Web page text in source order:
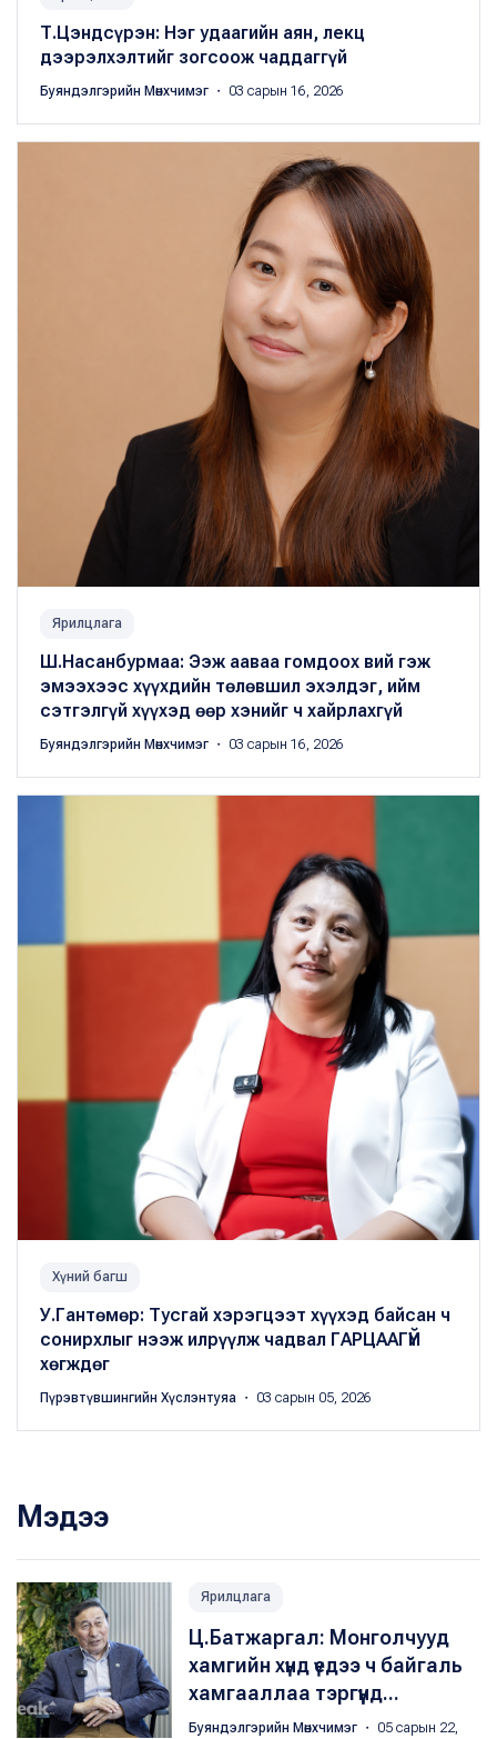
Т.Цэндсүрэн: Нэг удаагийн аян, лекц
дээрэлхэлтийг зогсоож чаддаггүй
Буяндэлгэрийн Мөнхчимэг ・ 03 сарын 16, 2026
Ярилцлага
Ш.Насанбурмаа: Ээж ааваа гомдоох вий гэж
эмээхээс хүүхдийн төлөвшил эхэлдэг, ийм
сэтгэлгүй хүүхэд өөр хэнийг ч хайрлахгүй
Буяндэлгэрийн Мөнхчимэг ・ 03 сарын 16, 2026
Хүний багш
У.Гантөмөр: Тусгай хэрэгцээт хүүхэд байсан ч
сонирхлыг нээж илрүүлж чадвал ГАРЦААГҮЙ
хөгждөг
Пүрэвтүвшингийн Хүслэнтуяа ・ 03 сарын 05, 2026
Мэдээ
Ярилцлага
Ц.Батжаргал: Монголчууд
хамгийн хүнд үедээ ч байгаль
хамгааллаа тэргүүнд...
Буяндэлгэрийн Мөнхчимэг ・ 05 сарын 22,